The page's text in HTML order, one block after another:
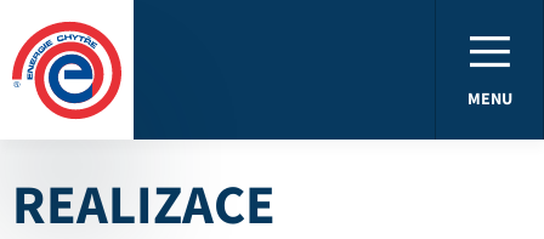
MENU
REALIZACE